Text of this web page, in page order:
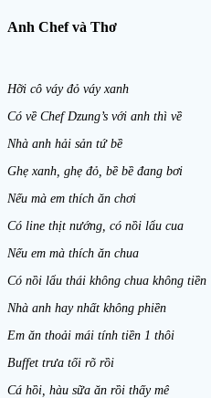
Anh Chef và Thơ
Hỡi cô váy đỏ váy xanh
Có về Chef Dzung’s với anh thì về
Nhà anh hải sản tứ bề
Ghẹ xanh, ghẹ đỏ, bề bề đang bơi
Nếu mà em thích ăn chơi
Có line thịt nướng, có nồi lẩu cua
Nếu em mà thích ăn chua
Có nồi lẩu thái không chua không tiền
Nhà anh hay nhất không phiền
Em ăn thoải mái tính tiền 1 thôi
Buffet trưa tối rõ rồi
Cá hồi, hàu sữa ăn rồi thấy mê